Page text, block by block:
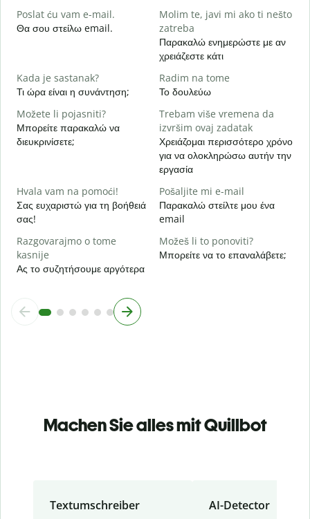
Poslat ću vam e-mail.
Θα σου στείλω email.
Molim te, javi mi ako ti nešto
zatreba
Παρακαλώ ενημερώστε με αν
χρειάζεστε κάτι
Kada je sastanak?
Τι ώρα είναι η συνάντηση;
Radim na tome
Το δουλεύω
Možete li pojasniti?
Μπορείτε παρακαλώ να
διευκρινίσετε;
Trebam više vremena da
izvršim ovaj zadatak
Χρειάζομαι περισσότερο χρόνο
για να ολοκληρώσω αυτήν την
εργασία
Hvala vam na pomoći!
Σας ευχαριστώ για τη βοήθειά
σας!
Pošaljite mi e-mail
Παρακαλώ στείλτε μου ένα
email
Razgovarajmo o tome
kasnije
Ας το συζητήσουμε αργότερα
Možeš li to ponoviti?
Μπορείτε να το επαναλάβετε;
Machen Sie alles mit Quillbot
Textumschreiber AI-Detector